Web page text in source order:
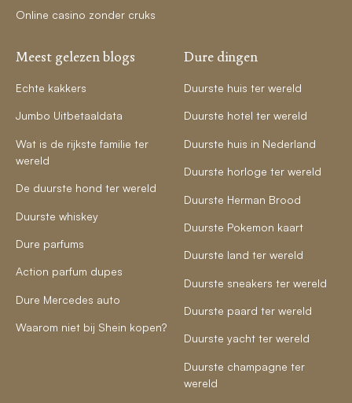
Online casino zonder cruks
Meest gelezen blogs
Echte kakkers
Jumbo Uitbetaaldata
Wat is de rijkste familie ter
wereld
De duurste hond ter wereld
Duurste whiskey
Dure parfums
Action parfum dupes
Dure Mercedes auto
Waarom niet bij Shein kopen?
Dure dingen
Duurste huis ter wereld
Duurste hotel ter wereld
Duurste huis in Nederland
Duurste horloge ter wereld
Duurste Herman Brood
Duurste Pokemon kaart
Duurste land ter wereld
Duurste sneakers ter wereld
Duurste paard ter wereld
Duurste yacht ter wereld
Duurste champagne ter
wereld